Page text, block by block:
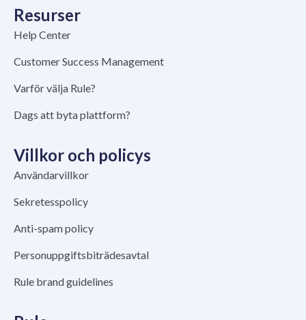
Resurser
Help Center
Customer Success Management
Varför välja Rule?
Dags att byta plattform?
Villkor och policys
Användarvillkor
Sekretesspolicy
Anti-spam policy
Personuppgiftsbiträdesavtal
Rule brand guidelines